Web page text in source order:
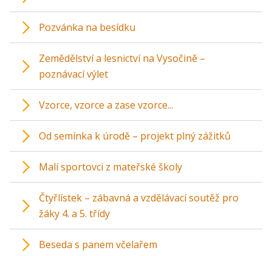
Pozvánka na besídku
Zemědělství a lesnictví na Vysočině –
poznávací výlet
Vzorce, vzorce a zase vzorce...
Od semínka k úrodě – projekt plný zážitků
Malí sportovci z mateřské školy
Čtyřlístek – zábavná a vzdělávací soutěž pro
žáky 4. a 5. třídy
Beseda s panem včelařem